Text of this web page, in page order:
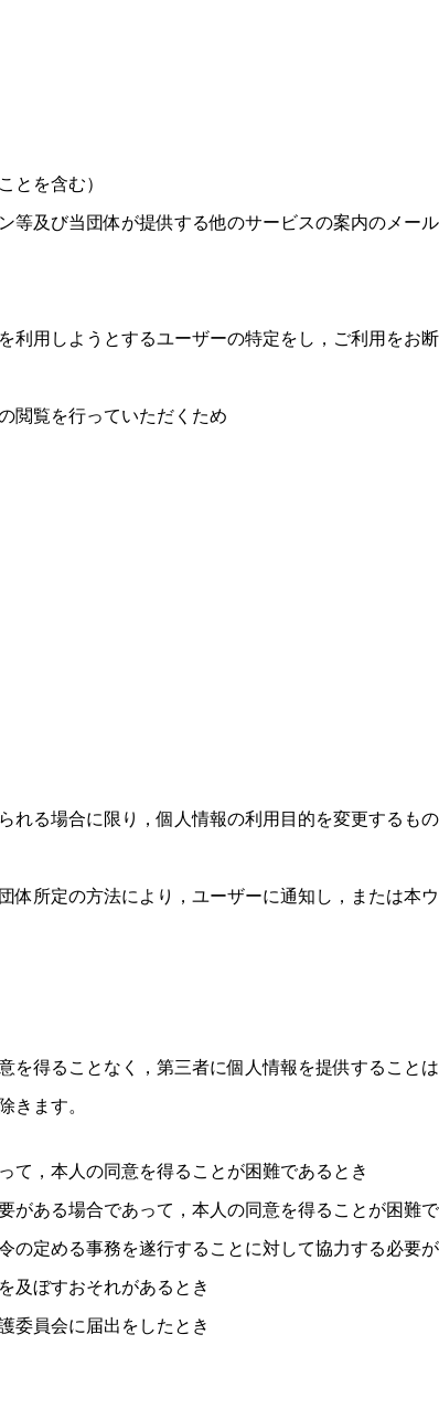
とを含む）
及び当団体が提供する他のサービスの案内のメー
用しようとするユーザーの特定をし，ご利用をお
閲覧を行っていただくため
る場合に限り，個人情報の利用目的を変更するもの
所定の方法により，ユーザーに通知し，または本
を得ることなく，第三者に個人情報を提供すること
きます。
て，本人の同意を得ることが困難であるとき
ある場合であって，本人の同意を得ることが困難
の定める事務を遂行することに対して協力する必要
及ぼすおそれがあるとき
委員会に届出をしたとき